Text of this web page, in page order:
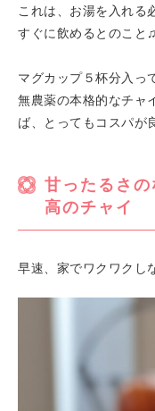
これは、お湯を入れる
すぐに飲めるとのこと♫
マグカップ５杯分入っ
無農薬の本格的なチャ
ば、とってもコスパが
甘ったるさ
高のチャイ
早速、家でワクワクし